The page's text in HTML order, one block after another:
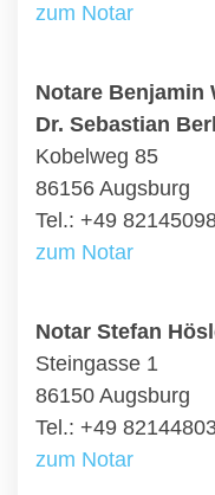
zum Notar
Notare Benjamin
Dr. Sebastian
Kobelweg 85
86156 Augsburg
Tel.: +49
zum Notar
Notar Stefan
Steingasse 1
86150 Augsburg
Tel.: +49
zum Notar